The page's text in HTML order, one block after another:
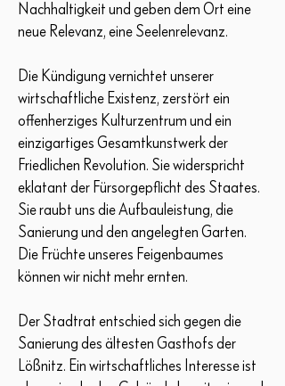
Nachhaltigkeit und geben dem Ort eine
neue Relevanz, eine Seelenrelevanz.
Die Kündigung vernichtet unserer
wirtschaftliche Existenz, zerstört ein
offenherziges Kulturzentrum und ein
einzigartiges Gesamtkunstwerk der
Friedlichen Revolution. Sie widerspricht
eklatant der Fürsorgepflicht des Staates.
Sie raubt uns die Aufbauleistung, die
Sanierung und den angelegten Garten.
Die Früchte unseres Feigenbaumes
können wir nicht mehr ernten.
Der Stadtrat entschied sich gegen die
Sanierung des ältesten Gasthofs der
Lößnitz. Ein wirtschaftliches Interesse ist